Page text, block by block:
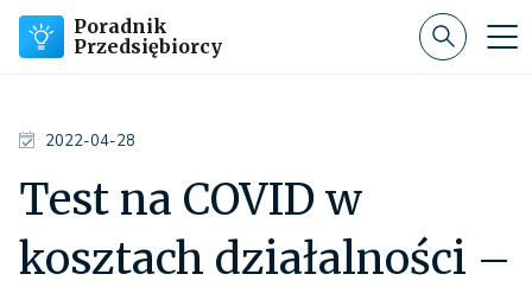
Poradnik
Przedsiębiorcy
2022-04-28
Test na COVID w
kosztach działalności –